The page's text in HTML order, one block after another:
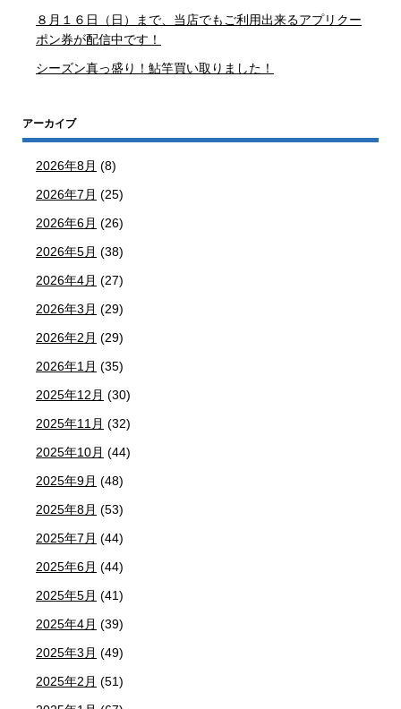
８月１６日（日）まで、当店でもご利用出来るアプリクー
ポン券が配信中です！
シーズン真っ盛り！鮎竿買い取りました！
アーカイブ
2026年8月 (8)
2026年7月 (25)
2026年6月 (26)
2026年5月 (38)
2026年4月 (27)
2026年3月 (29)
2026年2月 (29)
2026年1月 (35)
2025年12月 (30)
2025年11月 (32)
2025年10月 (44)
2025年9月 (48)
2025年8月 (53)
2025年7月 (44)
2025年6月 (44)
2025年5月 (41)
2025年4月 (39)
2025年3月 (49)
2025年2月 (51)